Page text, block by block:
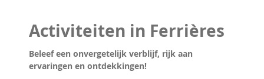
Activiteiten in Ferrières
Beleef een onvergetelijk verblijf, rijk aan
ervaringen en ontdekkingen!